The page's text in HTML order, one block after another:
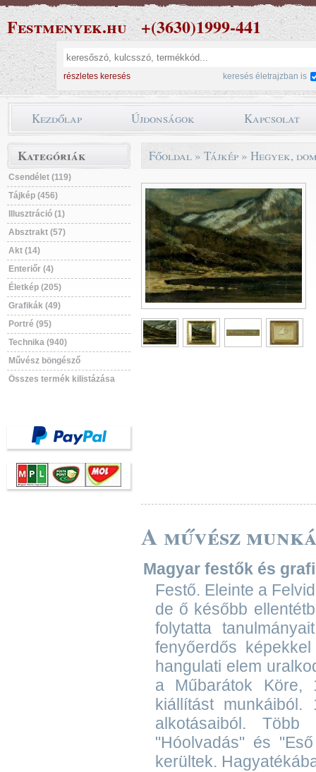
Festmenyek.hu +(3630)1999-441
részletes keresés keresés életrajzban is
Kezdőlap Újdonságok Kapcsolat
Kategóriák
Csendélet (119)
Tájkép (456)
Illusztráció (1)
Absztrakt (57)
Akt (14)
Enteriőr (4)
Életkép (205)
Grafikák (49)
Portré (95)
Technika (940)
Művész böngésző
Összes termék kilistázása
Főoldal » Tájkép » Hegyek,
A művész
Magyar festők és
Festő. Eleinte a
de ő később
folytatta
fenyőerdős
hangulati elem
a Műbarátok Köre,
kiállítást munkáiból.
alkotásaiból.
"Hóolvadás" és
kerültek.